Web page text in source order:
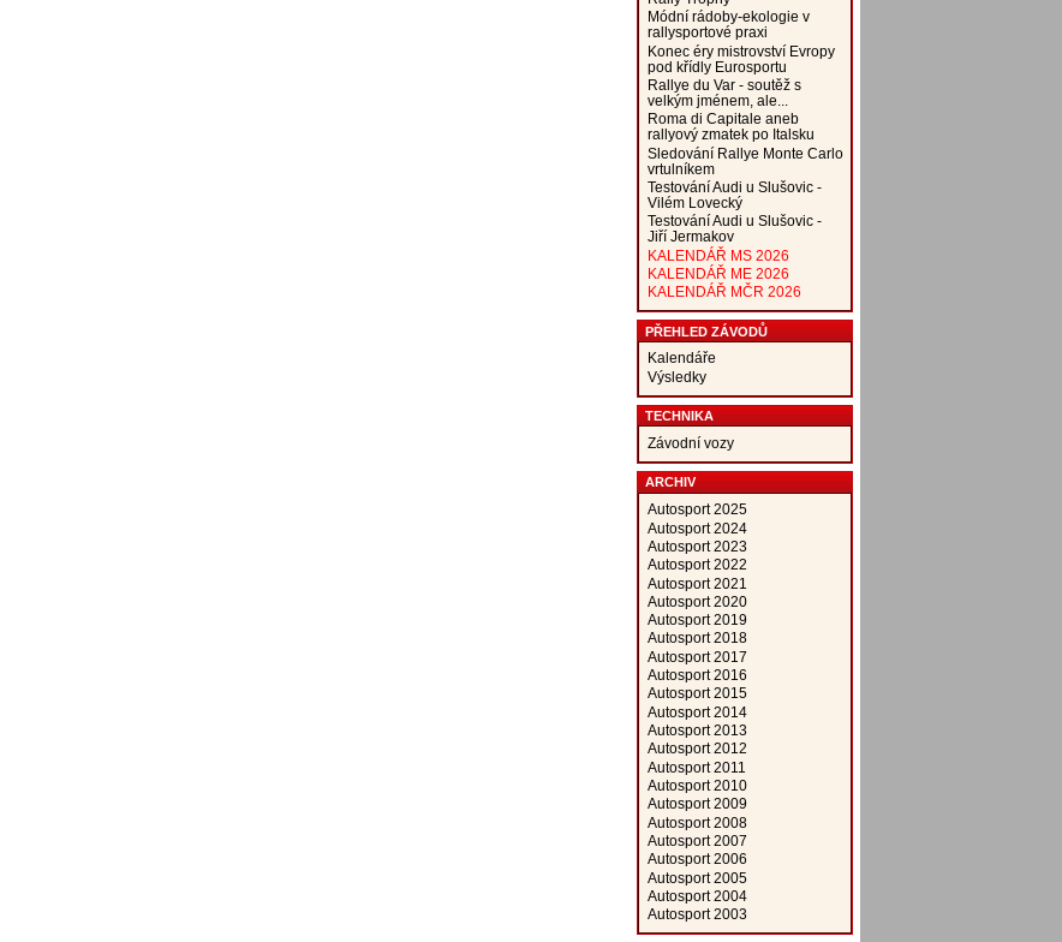
Módní rádoby-ekologie v
rallysportové praxi
Konec éry mistrovství Evropy
pod křídly Eurosportu
Rallye du Var - soutěž s
velkým jménem, ale...
Roma di Capitale aneb
rallyový zmatek po Italsku
Sledování Rallye Monte Carlo
vrtulníkem
Testování Audi u Slušovic -
Vilém Lovecký
Testování Audi u Slušovic -
Jiří Jermakov
KALENDÁŘ MS 2026
KALENDÁŘ ME 2026
KALENDÁŘ MČR 2026
PŘEHLED ZÁVODŮ
Kalendáře
Výsledky
TECHNIKA
Závodní vozy
ARCHIV
Autosport 2025
Autosport 2024
Autosport 2023
Autosport 2022
Autosport 2021
Autosport 2020
Autosport 2019
Autosport 2018
Autosport 2017
Autosport 2016
Autosport 2015
Autosport 2014
Autosport 2013
Autosport 2012
Autosport 2011
Autosport 2010
Autosport 2009
Autosport 2008
Autosport 2007
Autosport 2006
Autosport 2005
Autosport 2004
Autosport 2003